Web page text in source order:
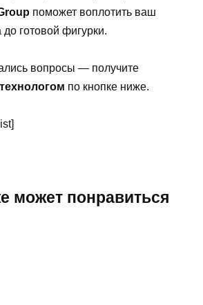
поможет воплотить ваш
готовой фигурки.
вопросы — получите
по кнопке ниже.
может понравиться